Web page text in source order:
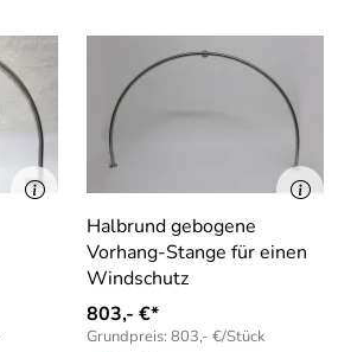
Halbrund gebogene
Vorhang-Stange für einen
Windschutz
803,- €*
Grundpreis: 803,- €/Stück